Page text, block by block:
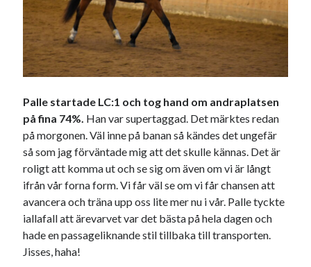
Senaste inläggen
VI TRÄNAR VIDARE!
MYCKET FLUGOR
HINDERBANA
MAGSJUKA
Kategorier
Allmänt(998)
Extrahästar(58)
Hållidej(276)
Heart of Hope(39)
Palle startade LC:1 och tog hand om andraplatsen
på fina 74%. Han var supertaggad. Det märktes redan
på morgonen. Väl inne på banan så kändes det ungefär
så som jag förväntade mig att det skulle kännas. Det är
roligt att komma ut och se sig om även om vi är långt
ifrån vår forna form. Vi får väl se om vi får chansen att
avancera och träna upp oss lite mer nu i vår. Palle tyckte
iallafall att ärevarvet var det bästa på hela dagen och
hade en passageliknande stil tillbaka till transporten.
Jisses, haha!